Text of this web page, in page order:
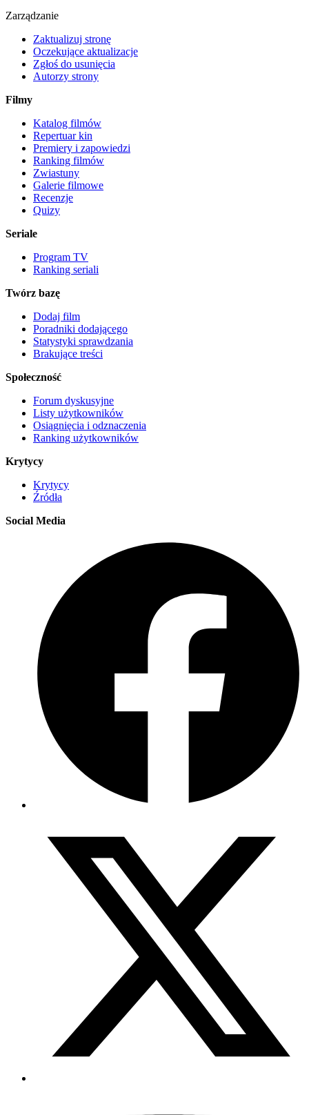
Zarządzanie
Zaktualizuj stronę
Oczekujące aktualizacje
Zgłoś do usunięcia
Autorzy strony
Filmy
Katalog filmów
Repertuar kin
Premiery i zapowiedzi
Ranking filmów
Zwiastuny
Galerie filmowe
Recenzje
Quizy
Seriale
Program TV
Ranking seriali
Twórz bazę
Dodaj film
Poradniki dodającego
Statystyki sprawdzania
Brakujące treści
Społeczność
Forum dyskusyjne
Listy użytkowników
Osiągnięcia i odznaczenia
Ranking użytkowników
Krytycy
Krytycy
Źródła
Social Media